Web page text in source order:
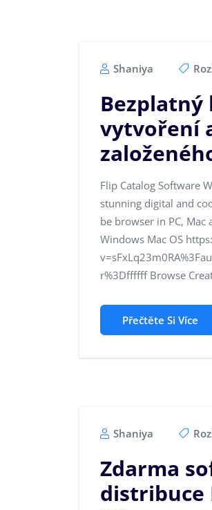
Shaniya
Bezplatný
vytvoření
Flip Catalog Software
stunning digital and
be browser in PC,
Windows Mac OS
r%3Dffffff Browse
Přečtěte Si Více
Shaniya
Zdarma
distribuce